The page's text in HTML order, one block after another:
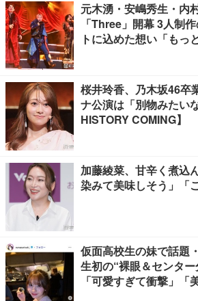
元木湧・安嶋秀生・内
「Three」開幕 3人制
トに込めた想い「もっ
桜井玲香、乃木坂46卒
ナ公演は「別物みたい
HISTORY COMING】
加藤綾菜、甘辛く煮込
染みて美味しそう」「
仮面高校生の妹で話題
生初の“裸眼＆センタ
「可愛すぎて衝撃」「